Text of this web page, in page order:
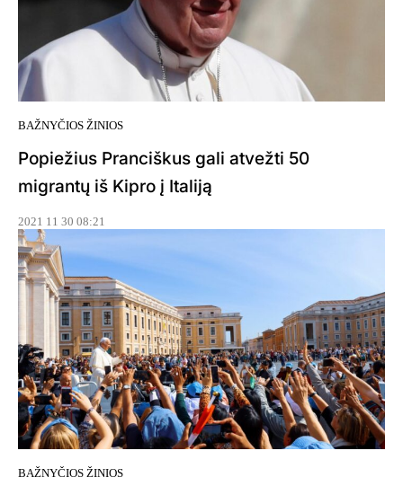
BAŽNYČIOS ŽINIOS
Popiežius Pranciškus gali atvežti 50
migrantų iš Kipro į Italiją
2021 11 30 08:21
BAŽNYČIOS ŽINIOS